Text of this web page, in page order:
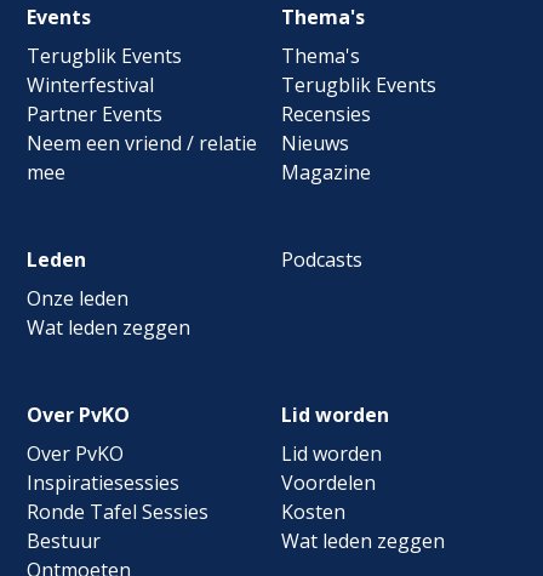
Footer
navigation
Events
Terugblik Events
Winterfestival
Partner Events
Neem een vriend / relatie
mee
Thema's
Thema's
Terugblik Events
Recensies
Nieuws
Magazine
Leden
Onze leden
Wat leden zeggen
Podcasts
Over PvKO
Over PvKO
Inspiratiesessies
Ronde Tafel Sessies
Bestuur
Ontmoeten
Lid worden
Lid worden
Voordelen
Kosten
Wat leden zeggen